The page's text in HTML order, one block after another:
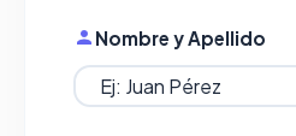
Nombre y Apellido